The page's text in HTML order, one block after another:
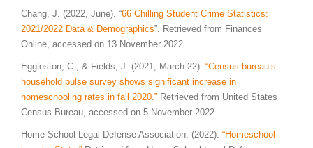
Chang, J. (2022, June). “66 Chilling Student Crime Statistics:
2021/2022 Data & Demographics”. Retrieved from Finances
Online, accessed on 13 November 2022.
Eggleston, C., & Fields, J. (2021, March 22). “Census bureau’s
household pulse survey shows significant increase in
homeschooling rates in fall 2020.” Retrieved from United States
Census Bureau, accessed on 5 November 2022.
Home School Legal Defense Association. (2022). “Homeschool